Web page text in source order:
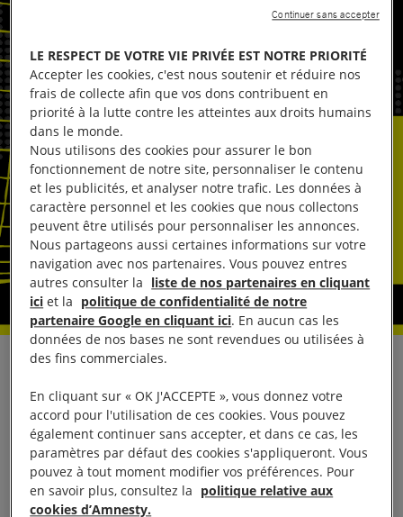
Amnesty International est partenaire de la 23ème
édition du Prix des correspondants de guerre
Bayeux-Calvados du 3 au 9 octobre 2016.
Sur une semaine, le festival rassemble médias
français, étrangers et grand public pour ouvrir une
LE RESPECT DE VOTRE VIE PRIVÉE EST NOTRE PRIORITÉ
Accepter les cookies, c'est nous soutenir et réduire nos
frais de collecte afin que vos dons contribuent en
priorité à la lutte contre les atteintes aux droits humains
dans le monde.
Nous utilisons des cookies pour assurer le bon
fonctionnement de notre site, personnaliser le contenu
et les publicités, et analyser notre trafic. Les données à
caractère personnel et les cookies que nous collectons
peuvent être utilisés pour personnaliser les annonces.
Nous partageons aussi certaines informations sur votre
navigation avec nos partenaires. Vous pouvez entres
autres consulter la liste de nos partenaires en cliquant
ici et la politique de confidentialité de notre
partenaire Google en cliquant ici. En aucun cas les
données de nos bases ne sont revendues ou utilisées à
des fins commerciales.
En cliquant sur « OK J'ACCEPTE », vous donnez votre
accord pour l'utilisation de ces cookies. Vous pouvez
également continuer sans accepter, et dans ce cas, les
paramètres par défaut des cookies s'appliqueront. Vous
pouvez à tout moment modifier vos préférences. Pour
en savoir plus, consultez la politique relative aux
cookies d’Amnesty.
Continuer sans accepter